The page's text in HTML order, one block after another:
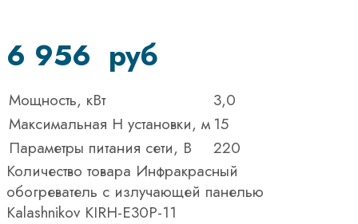
6 956 руб
Мощность, кВт
3,0
Максимальная H установки, м 15
Параметры питания сети, В
220
Количество товара Инфракрасный
обогреватель с излучающей панелью
Kalashnikov KIRH-E30P-11